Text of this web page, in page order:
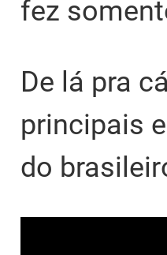
fez
De lá pra
principais
do